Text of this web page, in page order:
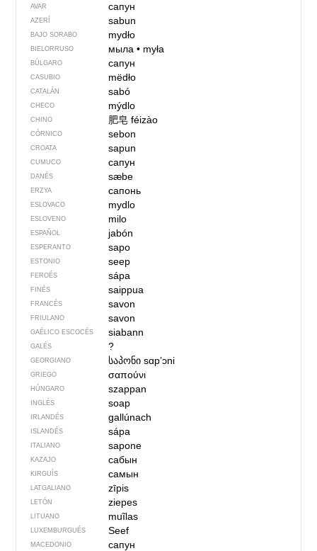
AVAR сапун
AZERÍ sabun
BAJO SORABO mydło
BIELORRUSO мыла• myła
BÚLGARO сапун
CASUBIO mëdło
CATALÁN sabó
CHECO mýdlo
CHINO 肥皂féizào
CÓRNICO sebon
CROATA sapun
CUMUCO сапун
DANÉS sæbe
ERZYA сапонь
ESLOVACO mydlo
ESLOVENO milo
ESPAÑOL jabón
ESPERANTO sapo
ESTONIO seep
FEROÉS sápa
FINÉS saippua
FRANCÉS savon
FRIULANO savon
GAÉLICO ESCOCÉS siabann
GALÉS ?
GEORGIANO საპონიsɑpʼɔni
GRIEGO σαπούνι
HÚNGARO szappan
INGLÉS soap
IRLANDÉS gallúnach
ISLANDÉS sápa
ITALIANO sapone
KAZAJO сабын
KIRGUÍS самын
LATGALIANO zīpis
LETÓN ziepes
LITUANO muĩlas
LUXEMBURGUÉS Seef
MACEDONIO сапун